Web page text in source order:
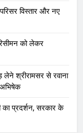
विस्तार और नए
को लेकर
श्रीरामसर से रवाना
का प्रदर्शन, सरकार के